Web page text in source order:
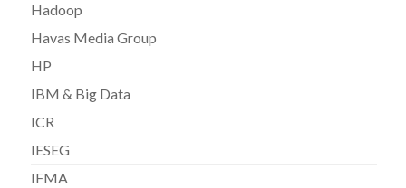
Hadoop
Havas Media Group
HP
IBM & Big Data
ICR
IESEG
IFMA